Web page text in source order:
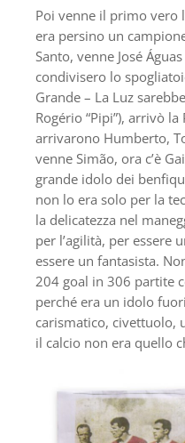
Poi venne il primo vero
era persino un
Santo, venne José
condivisero lo
Grande – La Luz
Rogério “Pipi”), arrivò
arrivarono Humberto,
venne Simão, ora c’è
grande idolo dei
non lo era solo per la
la delicatezza nel
per l’agilità, per essere
essere un fantasista.
204 goal in 306 partite
perché era un idolo
carismatico, civettuolo,
il calcio non era quello